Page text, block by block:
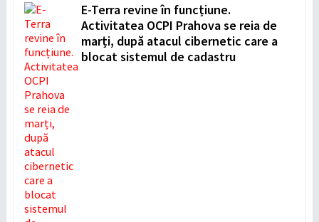
E-Terra revine în funcțiune.
Activitatea OCPI Prahova se reia de
marți, după atacul cibernetic care a
blocat sistemul de cadastru